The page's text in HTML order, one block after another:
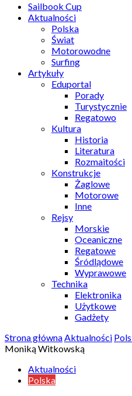
Sailbook Cup
Aktualności
Polska
Świat
Motorowodne
Surfing
Artykuły
Eduportal
Porady
Turystycznie
Regatowo
Kultura
Historia
Literatura
Rozmaitości
Konstrukcje
Żaglowe
Motorowe
Inne
Rejsy
Morskie
Oceaniczne
Regatowe
Śródlądowe
Wyprawowe
Technika
Elektronika
Użytkowe
Gadżety
Strona głównaAktualności
Moniką Witkowską
Aktualności
Polska